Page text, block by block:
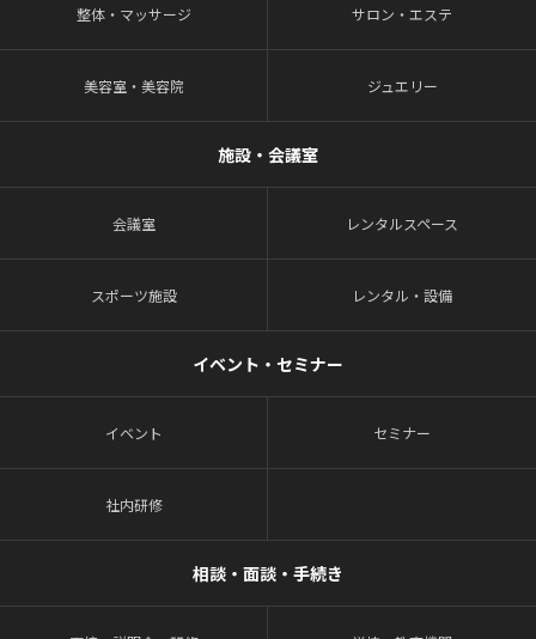
整体・マッサージ サロン・エステ
美容室・美容院 ジュエリー
施設・会議室
会議室 レンタルスペース
スポーツ施設 レンタル・設備
イベント・セミナー
イベント セミナー
社内研修
相談・面談・手続き